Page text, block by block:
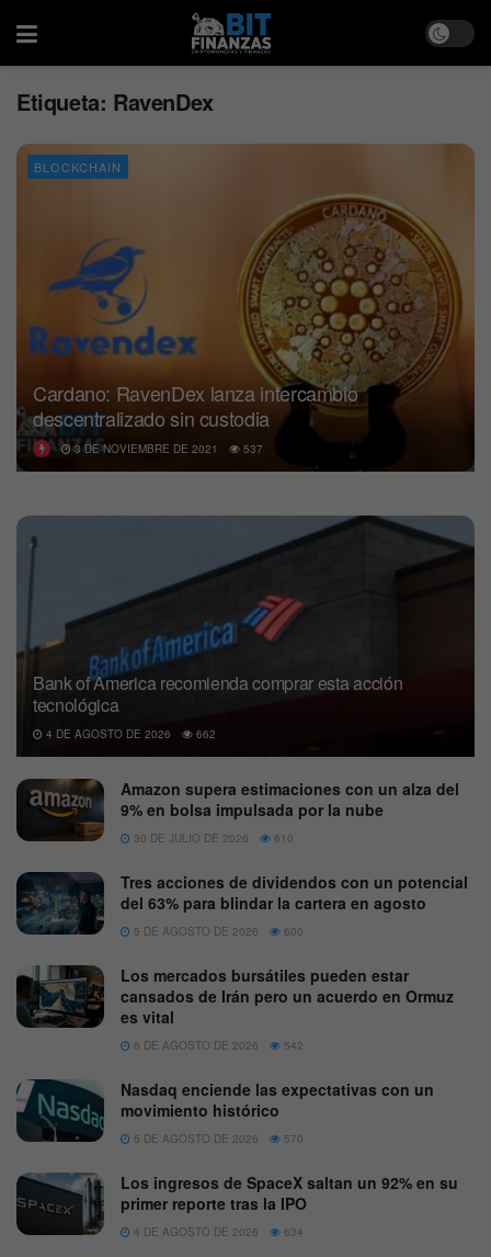
Etiqueta: RavenDex
BLOCKCHAIN
Cardano: RavenDex lanza intercambio
descentralizado sin custodia
3 DE NOVIEMBRE DE 2021 537
Bank of America recomienda comprar esta acción
tecnológica
4 DE AGOSTO DE 2026 662
Amazon supera estimaciones con un alza del
9% en bolsa impulsada por la nube
30 DE JULIO DE 2026 610
Tres acciones de dividendos con un potencial
del 63% para blindar la cartera en agosto
5 DE AGOSTO DE 2026 600
Los mercados bursátiles pueden estar
cansados de Irán pero un acuerdo en Ormuz
es vital
6 DE AGOSTO DE 2026 542
Nasdaq enciende las expectativas con un
movimiento histórico
5 DE AGOSTO DE 2026 570
Los ingresos de SpaceX saltan un 92% en su
primer reporte tras la IPO
4 DE AGOSTO DE 2026 634